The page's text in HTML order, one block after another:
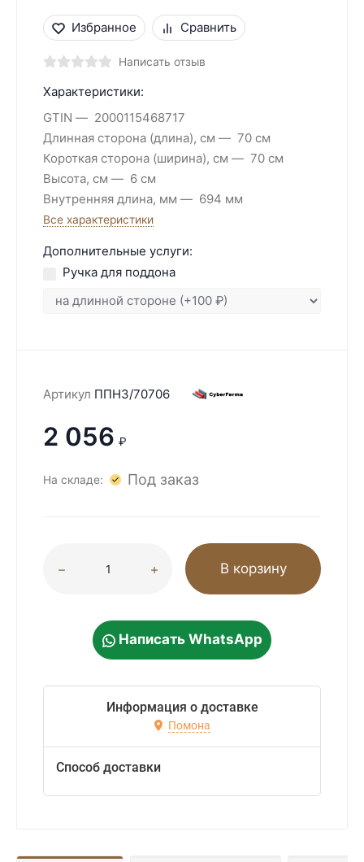
Избранное Сравнить
Написать отзыв
Характеристики:
GTIN
2000115468717
Длинная сторона (длина), см
70 см
Короткая сторона (ширина), см
70 см
Высота, см
6 см
Внутренняя длина, мм
694 мм
Все характеристики
Дополнительные услуги:
Ручка для поддона
Артикул ППН3/70706
2 056 ₽
На складе: Под заказ
В корзину
Написать WhatsApp
Информация о доставке
Помона
Способ доставки